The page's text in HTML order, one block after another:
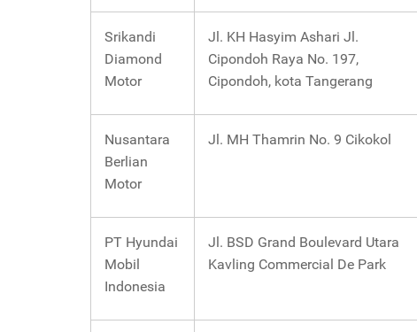
Srikandi
Diamond
Motor
Jl. KH Hasyim Ashari Jl.
Cipondoh Raya No. 197,
Cipondoh, kota Tangerang
Nusantara
Berlian
Motor
Jl. MH Thamrin No. 9 Cikokol
PT Hyundai
Mobil
Indonesia
Jl. BSD Grand Boulevard Utara
Kavling Commercial De Park